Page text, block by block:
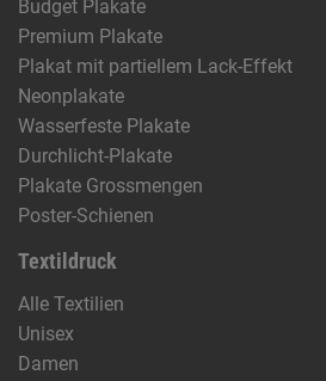
Budget Plakate
Premium Plakate
Plakat mit partiellem Lack-Effekt
Neonplakate
Wasserfeste Plakate
Durchlicht-Plakate
Plakate Grossmengen
Poster-Schienen
Textildruck
Alle Textilien
Unisex
Damen